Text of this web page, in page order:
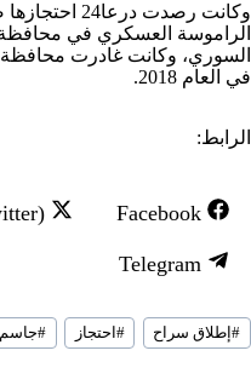
وكانت رصدت
الراموسة العسكري في
السوري، وكانت غادرت محافظة
في العام 2018.
الرابط:
S
a
r
e
Facebook
S
r
e
S
a
Telegram
وسوم
المقال:
#إطلاق سراح # احتجاز #جاسم